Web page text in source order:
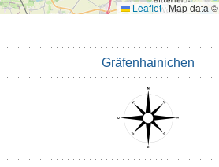
Leaflet |Map data ©
Gräfenhainichen